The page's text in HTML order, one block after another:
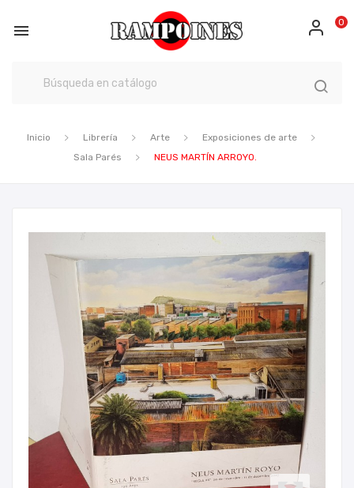
 0
Inicio Librería Arte
Exposiciones de arte
Sala Parés
NEUS MARTÍN ARROYO.